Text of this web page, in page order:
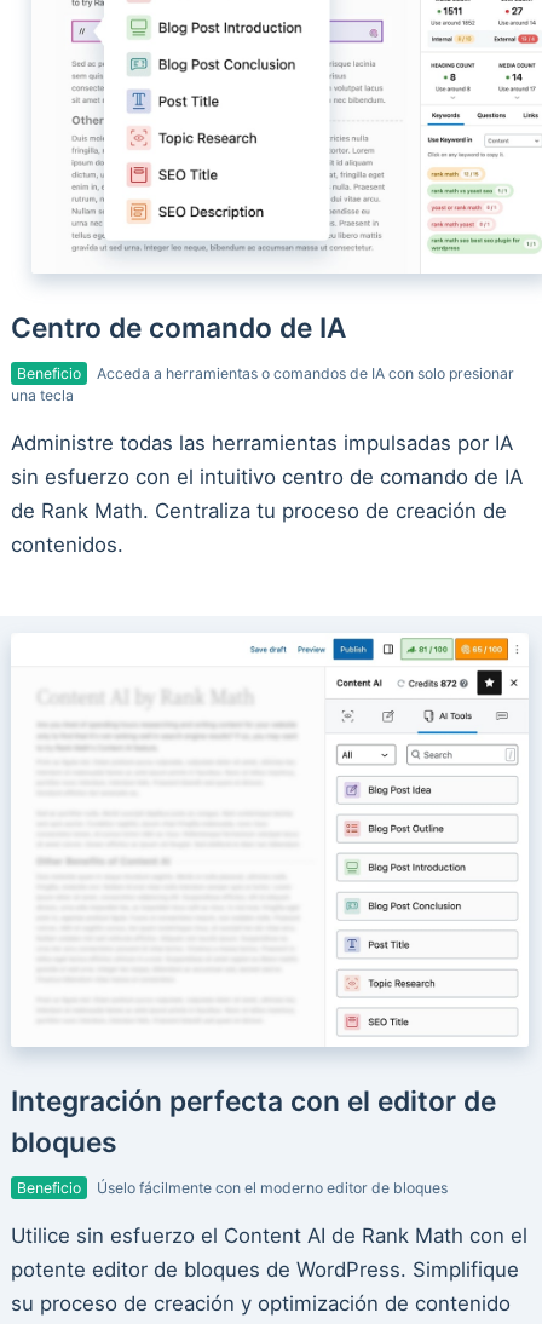
Centro de comando de IA
Beneficio
Acceda a herramientas o comandos de IA con solo presionar
una tecla
Administre todas las herramientas impulsadas por IA
sin esfuerzo con el intuitivo centro de comando de IA
de Rank Math. Centraliza tu proceso de creación de
contenidos.
Integración perfecta con el editor de
bloques
Beneficio Úselo fácilmente con el moderno editor de bloques
Utilice sin esfuerzo el Content AI de Rank Math con el
potente editor de bloques de WordPress. Simplifique
su proceso de creación y optimización de contenido